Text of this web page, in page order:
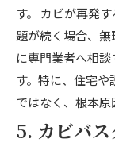
す。 カビが再発
題が続く場合、
に専門業者へ相
す。特に、住宅
ではなく、根本原
5. カビバ